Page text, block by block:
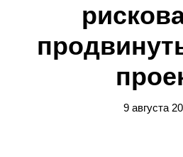
9 августа